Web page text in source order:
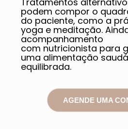
podem compor o
do paciente, como a
yoga e meditação.
acompanhamento
com nutricionista para
uma alimentação
equilibrada.
AGENDE UMA